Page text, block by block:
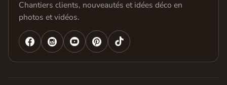
Chantiers clients, nouveautés et idées déco en
photos et vidéos.
   